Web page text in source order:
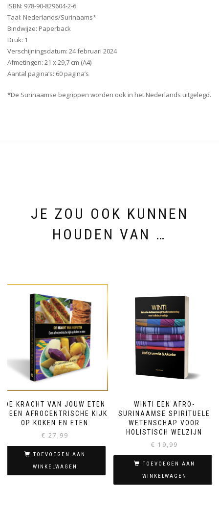
ISBN: 978-90-829604-2-6
Taal: Nederlands/Surinaams*
Bindwijze: Paperback
Druk: 1
Verschijningsdatum: 24 februari 2024
Afmetingen: 21 x 29,7 cm (A4)
Aantal pagina’s: 60 pagina’s
*De Surinaamse begrippen worden ook in het Nederlands uitgelegd.
JE ZOU OOK KUNNEN
HOUDEN VAN …
DE KRACHT VAN JOUW ETEN
– EEN AFROCENTRISCHE KIJK
OP KOKEN EN ETEN
€ 27,99
TOEVOEGEN AAN
WINKELWAGEN
WINTI EEN AFRO-
SURINAAMSE SPIRITUELE
WETENSCHAP VOOR
HOLISTISCH WELZIJN
€ 19,99
TOEVOEGEN AAN
WINKELWAGEN